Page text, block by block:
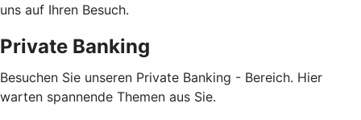
uns auf Ihren Besuch.
Private Banking
Besuchen Sie unseren Private Banking - Bereich. Hier
warten spannende Themen aus Sie.